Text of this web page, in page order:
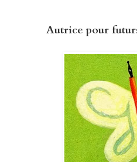
Autrice pour